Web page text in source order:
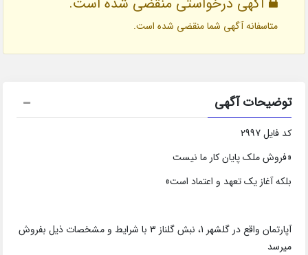
متاسفانه آگهی شما منقضی شده است.
توضیحات آگهی
کد فایل 2997
«فروش ملک پایان کار ما نیست
بلکه آغاز یک تعهد و اعتماد است»
آپارتمان واقع در گلشهر 1، نبش گلناز 3 با شرایط و مشخصات ذیل بفروش
میرسد